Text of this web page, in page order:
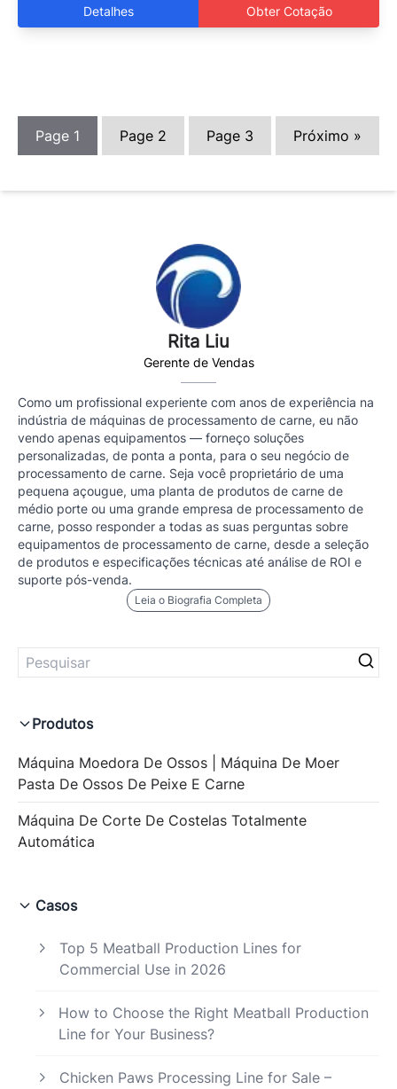
Rita Liu
Gerente de Vendas
Como um profissional experiente com anos de experiência na
indústria de máquinas de processamento de carne, eu não
vendo apenas equipamentos — forneço soluções
personalizadas, de ponta a ponta, para o seu negócio de
processamento de carne. Seja você proprietário de uma
pequena açougue, uma planta de produtos de carne de
médio porte ou uma grande empresa de processamento de
carne, posso responder a todas as suas perguntas sobre
equipamentos de processamento de carne, desde a seleção
de produtos e especificações técnicas até análise de ROI e
suporte pós-venda.
Leia o Biografia Completa
Produtos
Máquina Moedora De Ossos | Máquina De Moer
Pasta De Ossos De Peixe E Carne
Máquina De Corte De Costelas Totalmente
Automática
Casos
Top 5 Meatball Production Lines for
Commercial Use in 2026
How to Choose the Right Meatball Production
Line for Your Business?
Chicken Paws Processing Line for Sale –
Detalhes Obter Cotação
Page 1 Page 2 Page 3 Próximo »